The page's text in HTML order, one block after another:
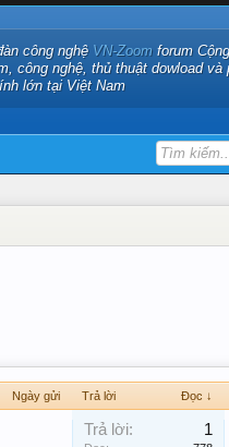
công nghệ VN-Zoom forum
công nghệ, thủ thuật dowload
lớn tại Việt Nam
Ngày gửi Trả lời Đọc ↓
Trả lời: 1